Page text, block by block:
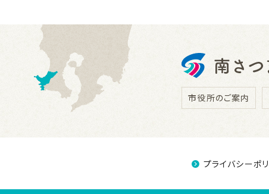
市役所のご案内
プライバシーポ